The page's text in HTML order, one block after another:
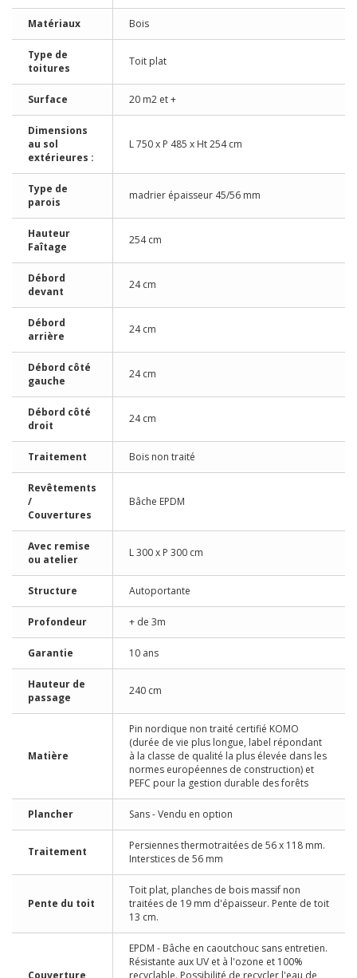
Matériaux Bois
Type de
toitures
Toit plat
Surface 20 m2 et +
Dimensions
au sol
extérieures :
L 750 x P 485 x Ht 254 cm
Type de
parois
madrier épaisseur 45/56 mm
Hauteur
Faîtage
254 cm
Débord
devant
24 cm
Débord
arrière
24 cm
Débord côté
gauche
24 cm
Débord côté
droit
24 cm
Traitement Bois non traité
Revêtements
/
Couvertures
Bâche EPDM
Avec remise
ou atelier
L 300 x P 300 cm
Structure Autoportante
Profondeur + de 3m
Garantie 10 ans
Hauteur de
passage
240 cm
Matière
Pin nordique non traité certifié KOMO
(durée de vie plus longue, label répondant
à la classe de qualité la plus élevée dans les
normes européennes de construction) et
PEFC pour la gestion durable des forêts
Plancher Sans - Vendu en option
Traitement
Persiennes thermotraitées de 56 x 118 mm.
Interstices de 56 mm
Pente du toit
Toit plat, planches de bois massif non
traitées de 19 mm d'épaisseur. Pente de toit
13 cm.
Couverture
EPDM - Bâche en caoutchouc sans entretien.
Résistante aux UV et à l'ozone et 100%
recyclable. Possibilité de recycler l'eau de